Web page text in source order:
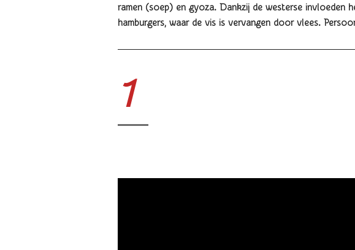
ramen (soep) en gyoza. Dankzij de westerse invloeden
hamburgers, waar de vis is vervangen door vlees.
1